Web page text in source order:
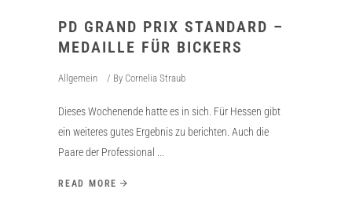
PD GRAND PRIX STANDARD –
MEDAILLE FÜR BICKERS
Allgemein By Cornelia Straub
Dieses Wochenende hatte es in sich. Für Hessen gibt
ein weiteres gutes Ergebnis zu berichten. Auch die
Paare der Professional
READ MORE